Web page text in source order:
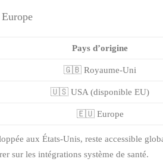
Pays d’origine
🇬🇧 Royaume-Uni
🇺🇸 USA (disponible EU)
🇪🇺 Europe
aux États-Unis, reste accessible
sur les intégrations système de santé.